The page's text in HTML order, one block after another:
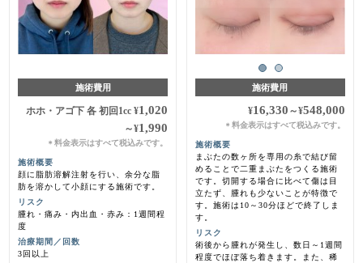
施術費用
ホホ・アゴ下 各 初回1cc¥1,020
～¥1,990
＊料金表示はすべて税込みです。
施術概要
顔に脂肪溶解注射を行い、余分な脂
肪を溶かして小顔にする施術です。
リスク
腫れ・痛み・内出血・赤み：1週間程
度
治療期間／回数
3回以上
施術費用
¥16,330 ～¥548,000
＊ 料金表示はすべて税込みです。
施術概要
まぶたの数ヶ所を専用の糸で結び留
めることで二重まぶたをつくる施術
です。切開する場合に比べて傷は目
立たず、腫れも少ないことが特徴で
す。施術は10～30分ほどで終了しま
す。
リスク
術後から腫れが発生し、数日～1週間
程度でほぼ落ち着きます。また、稀